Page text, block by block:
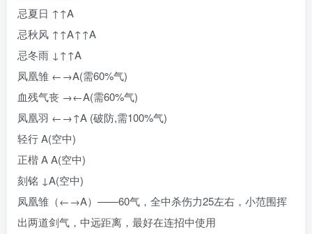
忌夏日 ↑↑A
忌秋风 ↑↑A↑↑A
忌冬雨 ↓↑↑A
凤凰雏 ←→A(需60%气)
血残气丧 →←A(需60%气)
凤凰羽 ←→↑A (破防,需100%气)
轻行 A(空中)
正楷 A A(空中)
刻铭 ↓A(空中)
凤凰雏（←→A）——60气，全中杀伤力25左右，小范围挥
出两道剑气，中远距离，最好在连招中使用